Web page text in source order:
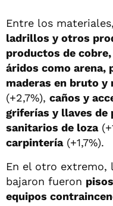
Entre los
ladrillos y otros
productos de
áridos como arena,
maderas en bruto y
(+2,7%), caños y
griferías y llaves de
sanitarios de loza
carpintería(+1,7%).
En el otro extremo,
bajaron fueron
equipos